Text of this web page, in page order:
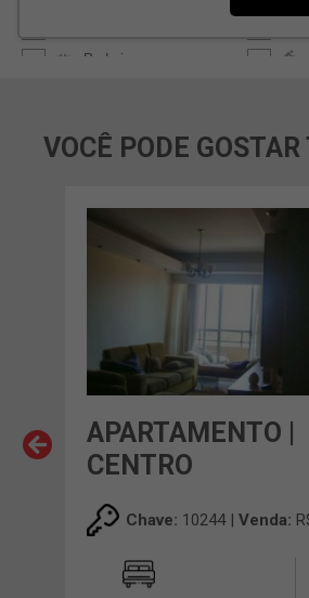
VOCÊ PODE
APARTAMENTO |
CENTRO
Chave: 10244 | Venda: